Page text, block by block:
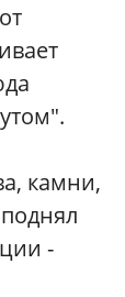
камни,
-